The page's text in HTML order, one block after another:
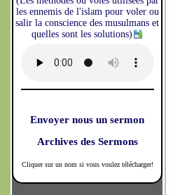
les ennemis de l'islam pour voler ou
salir la conscience des musulmans et
quelles sont les solutions)
Envoyer nous un sermon
Archives des Sermons
Cliquer sur un nom si vous voulez télécharger!